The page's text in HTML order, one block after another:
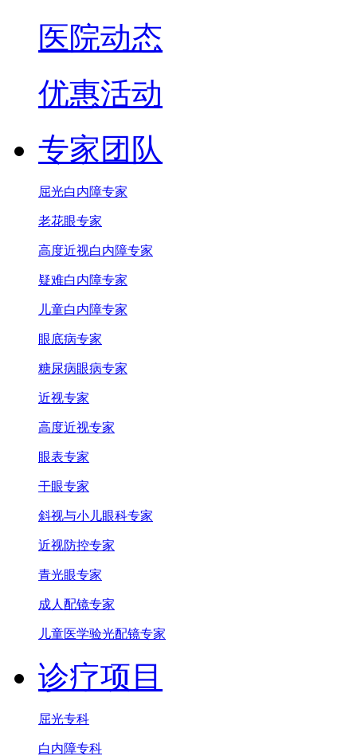
医院动态
优惠活动
专家团队
屈光白内障专家
老花眼专家
高度近视白内障专家
疑难白内障专家
儿童白内障专家
眼底病专家
糖尿病眼病专家
近视专家
高度近视专家
眼表专家
干眼专家
斜视与小儿眼科专家
近视防控专家
青光眼专家
成人配镜专家
儿童医学验光配镜专家
诊疗项目
屈光专科
白内障专科